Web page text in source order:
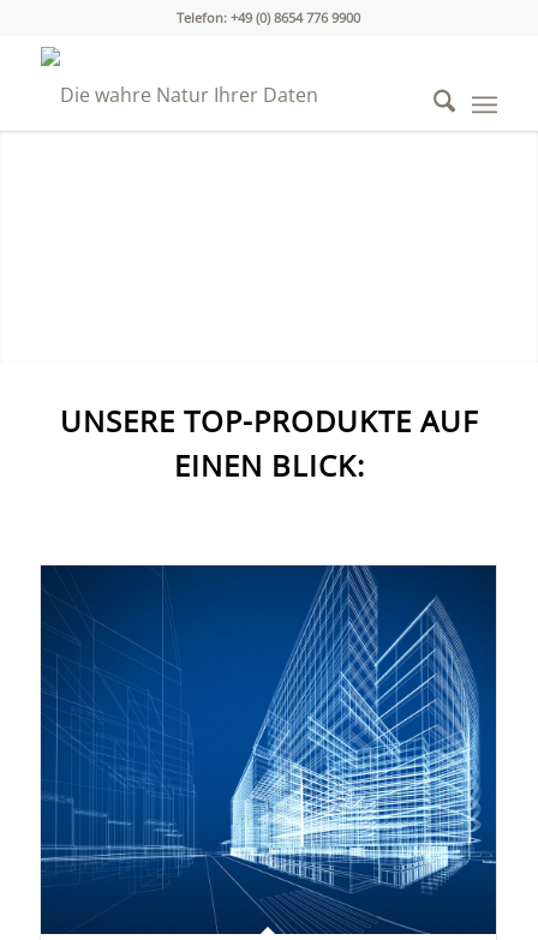
Telefon: +49 (0) 8654 776 9900
UNSERE TOP-PRODUKTE AUF
EINEN BLICK: